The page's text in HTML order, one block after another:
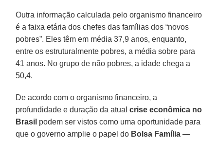
Outra informação calculada pelo organismo financeiro
é a faixa etária dos chefes das famílias dos “novos
pobres”. Eles têm em média 37,9 anos, enquanto,
entre os estruturalmente pobres, a média sobre para
41 anos. No grupo de não pobres, a idade chega a
50,4.
De acordo com o organismo financeiro, a
profundidade e duração da atualcrise econômica no
Brasil podem ser vistos como uma oportunidade para
que o governo amplie o papel do Bolsa Família —